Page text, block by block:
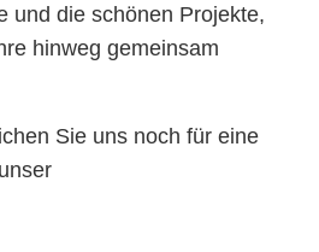
und die schönen Projekte,
hinweg gemeinsam
Sie uns noch für eine